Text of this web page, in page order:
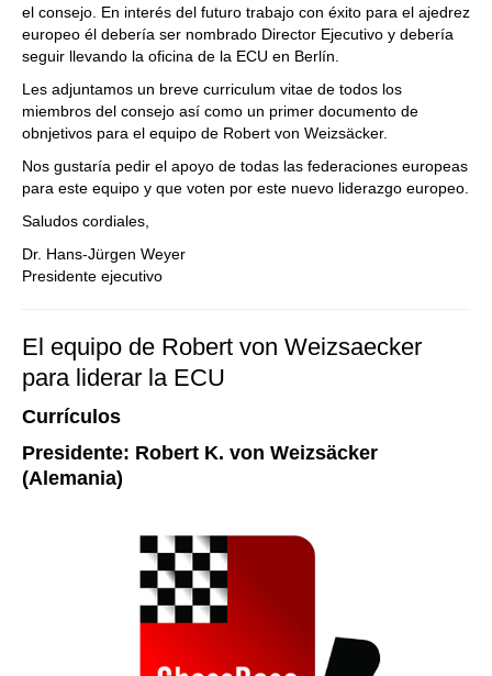
el consejo. En interés del futuro trabajo con éxito para el ajedrez
europeo él debería ser nombrado Director Ejecutivo y debería
seguir llevando la oficina de la ECU en Berlín.
Les adjuntamos un breve curriculum vitae de todos los
miembros del consejo así como un primer documento de
obnjetivos para el equipo de Robert von Weizsäcker.
Nos gustaría pedir el apoyo de todas las federaciones europeas
para este equipo y que voten por este nuevo liderazgo europeo.
Saludos cordiales,
Dr. Hans-Jürgen Weyer
Presidente ejecutivo
El equipo de Robert von Weizsaecker
para liderar la ECU
Currículos
Presidente: Robert K. von Weizsäcker
(Alemania)